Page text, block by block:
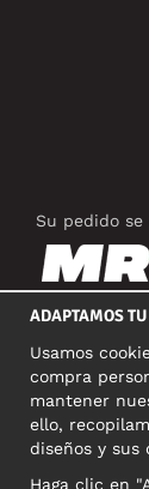
Su pedido
ADAPTAMOS
Usamos
compra
mantener
ello,
diseños y sus
Haga clic en